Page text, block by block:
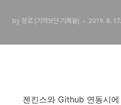
by 향로 (기억보단 기록을) 2019. 8. 17.
젠킨스와 Github 연동시에